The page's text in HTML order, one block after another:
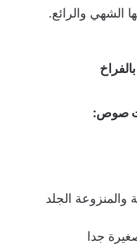
الشهي والرائع.
صوص:
الجلد
جدا